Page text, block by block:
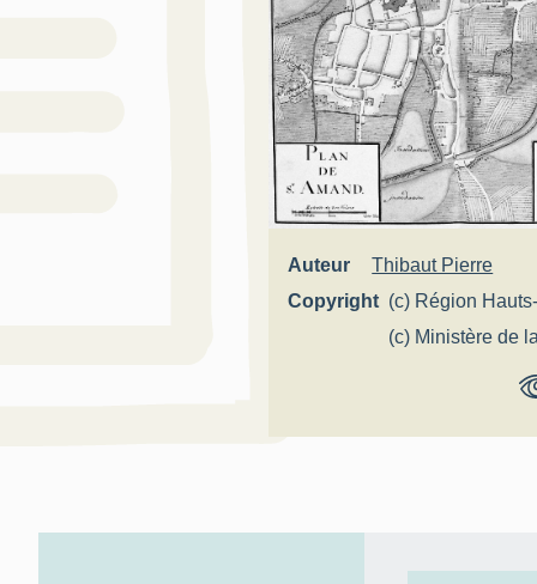
Auteur
Thibaut Pierre
Copyright (c) Région
France -
(c) Ministère de
Service